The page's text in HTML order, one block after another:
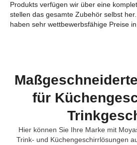
Produkts verfügen wir über eine
stellen das gesamte Zubehör selbst
haben sehr wettbewerbsfähige Preise
für
Hier können Sie Ihre Marke mit
Trink- und Küchengeschirrlösungen